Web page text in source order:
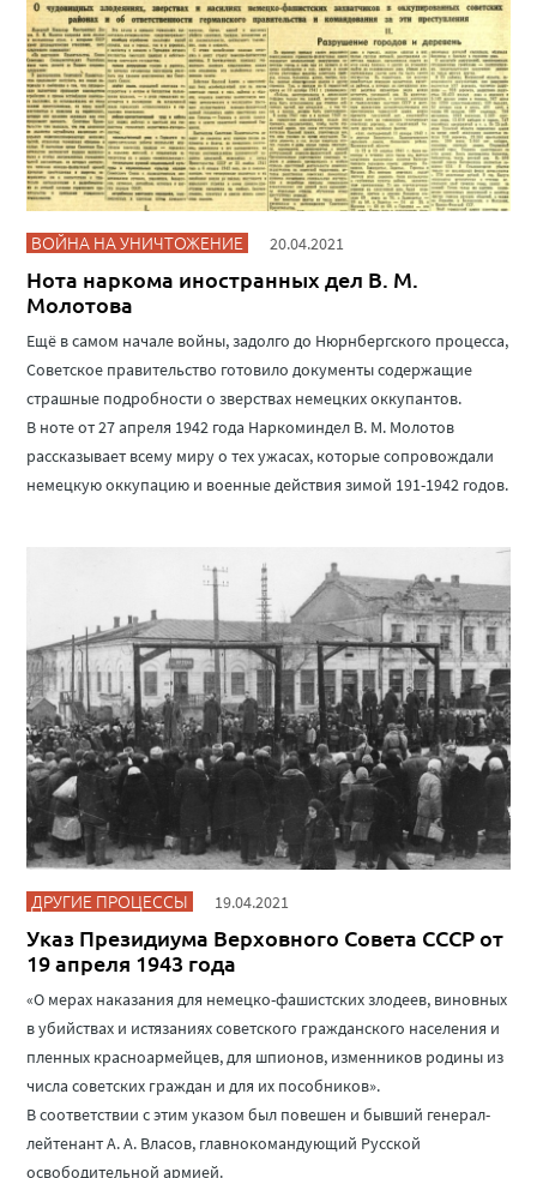
ВОЙНА НА УНИЧТОЖЕНИЕ 20.04.2021
Нота наркома иностранных дел В. М.
Молотова
Ещё в самом начале войны, задолго до Нюрнбергского процесса,
Советское правительство готовило документы содержащие
страшные подробности о зверствах немецких оккупантов.
В ноте от 27 апреля 1942 года Наркоминдел В. М. Молотов
рассказывает всему миру о тех ужасах, которые сопровождали
немецкую оккупацию и военные действия зимой 191-1942 годов.
ДРУГИЕ ПРОЦЕССЫ 19.04.2021
Указ Президиума Верховного Совета СССР от
19 апреля 1943 года
«О мерах наказания для немецко-фашистских злодеев, виновных
в убийствах и истязаниях советского гражданского населения и
пленных красноармейцев, для шпионов, изменников родины из
числа советских граждан и для их пособников».
В соответствии с этим указом был повешен и бывший генерал-
лейтенант А. А. Власов, главнокомандующий Русской
освободительной армией.